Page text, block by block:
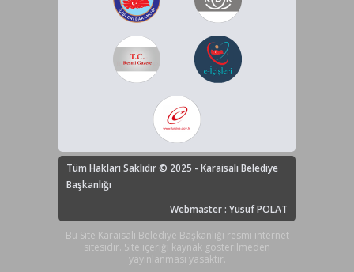
Tüm Hakları Saklıdır © 2025 - Karaisalı Belediye
Başkanlığı
Webmaster : Yusuf POLAT
Bu Site Karaisalı Belediye Başkanlığı resmi internet
sitesidir. Site içeriği kaynak gösterilmeden
yayınlanması yasaktır.